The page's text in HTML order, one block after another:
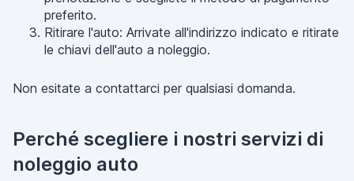
preferito.
Ritirare l'auto: Arrivate all'indirizzo indicato e ritirate
le chiavi dell'auto a noleggio.
Non esitate a contattarci per qualsiasi domanda.
Perché scegliere i nostri servizi di
noleggio auto